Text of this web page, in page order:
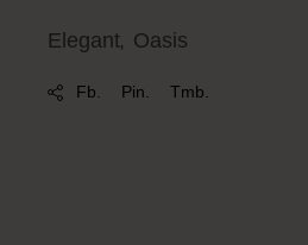
Elegant Oasis
Fb. Pin. Tmb.